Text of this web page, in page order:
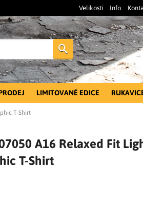
Velikosti Info
Vyhledat
LIMITOVANÉ EDICE
T-Shirt
A16 Relaxed Fit
T-Shirt